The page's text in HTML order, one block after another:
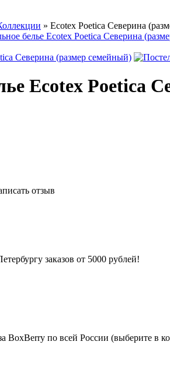
» Ecotex Poetica Северина
Ecotex Poetica
отзыв
заказов от 5000 рублей!
BoxBerry по всей России (выберите в